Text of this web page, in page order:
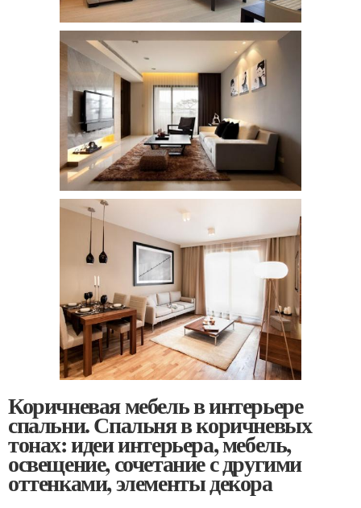
Коричневая мебель в интерьере
спальни. Спальня в коричневых
тонах: идеи интерьера, мебель,
освещение, сочетание с другими
оттенками, элементы декора